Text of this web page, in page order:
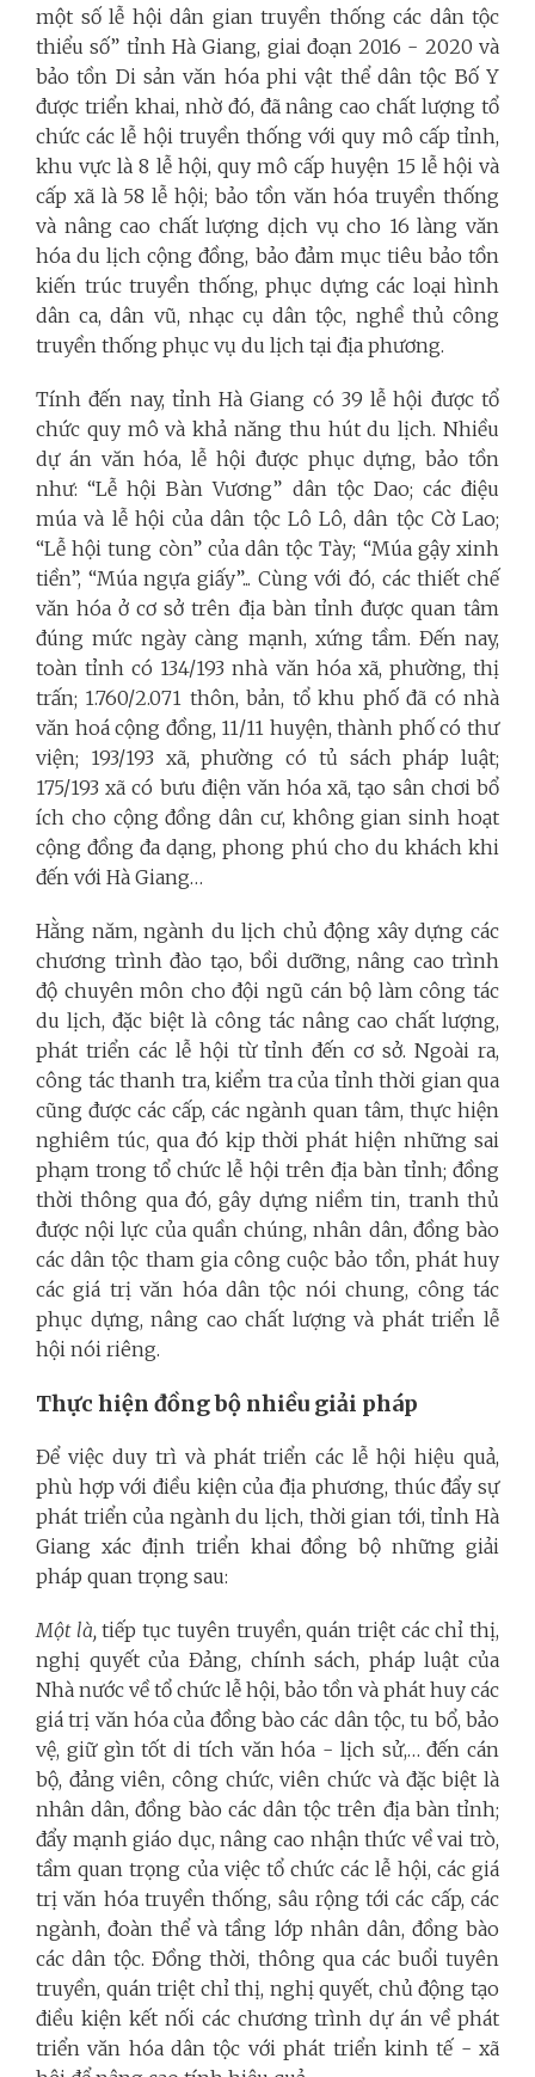
một số lễ hội dân gian truyền thống các dân tộc
thiểu số” tỉnh Hà Giang, giai đoạn 2016 - 2020 và
bảo tồn Di sản văn hóa phi vật thể dân tộc Bố Y
được triển khai, nhờ đó, đã nâng cao chất lượng tổ
chức các lễ hội truyền thống với quy mô cấp tỉnh,
khu vực là 8 lễ hội, quy mô cấp huyện 15 lễ hội và
cấp xã là 58 lễ hội; bảo tồn văn hóa truyền thống
và nâng cao chất lượng dịch vụ cho 16 làng văn
hóa du lịch cộng đồng, bảo đảm mục tiêu bảo tồn
kiến trúc truyền thống, phục dựng các loại hình
dân ca, dân vũ, nhạc cụ dân tộc, nghề thủ công
truyền thống phục vụ du lịch tại địa phương.
Tính đến nay, tỉnh Hà Giang có 39 lễ hội được tổ
chức quy mô và khả năng thu hút du lịch. Nhiều
dự án văn hóa, lễ hội được phục dựng, bảo tồn
như: “Lễ hội Bàn Vương” dân tộc Dao; các điệu
múa và lễ hội của dân tộc Lô Lô, dân tộc Cờ Lao;
“Lễ hội tung còn” của dân tộc Tày; “Múa gậy xinh
tiền”, “Múa ngựa giấy”... Cùng với đó, các thiết chế
văn hóa ở cơ sở trên địa bàn tỉnh được quan tâm
đúng mức ngày càng mạnh, xứng tầm. Đến nay,
toàn tỉnh có 134/193 nhà văn hóa xã, phường, thị
trấn; 1.760/2.071 thôn, bản, tổ khu phố đã có nhà
văn hoá cộng đồng, 11/11 huyện, thành phố có thư
viện; 193/193 xã, phường có tủ sách pháp luật;
175/193 xã có bưu điện văn hóa xã, tạo sân chơi bổ
ích cho cộng đồng dân cư, không gian sinh hoạt
cộng đồng đa dạng, phong phú cho du khách khi
đến với Hà Giang…
Hằng năm, ngành du lịch chủ động xây dựng các
chương trình đào tạo, bồi dưỡng, nâng cao trình
độ chuyên môn cho đội ngũ cán bộ làm công tác
du lịch, đặc biệt là công tác nâng cao chất lượng,
phát triển các lễ hội từ tỉnh đến cơ sở. Ngoài ra,
công tác thanh tra, kiểm tra của tỉnh thời gian qua
cũng được các cấp, các ngành quan tâm, thực hiện
nghiêm túc, qua đó kịp thời phát hiện những sai
phạm trong tổ chức lễ hội trên địa bàn tỉnh; đồng
thời thông qua đó, gây dựng niềm tin, tranh thủ
được nội lực của quần chúng, nhân dân, đồng bào
các dân tộc tham gia công cuộc bảo tồn, phát huy
các giá trị văn hóa dân tộc nói chung, công tác
phục dựng, nâng cao chất lượng và phát triển lễ
hội nói riêng.
Thực hiện đồng bộ nhiều giải pháp
Để việc duy trì và phát triển các lễ hội hiệu quả,
phù hợp với điều kiện của địa phương, thúc đẩy sự
phát triển của ngành du lịch, thời gian tới, tỉnh Hà
Giang xác định triển khai đồng bộ những giải
pháp quan trọng sau:
Một là, tiếp tục tuyên truyền, quán triệt các chỉ thị,
nghị quyết của Đảng, chính sách, pháp luật của
Nhà nước về tổ chức lễ hội, bảo tồn và phát huy các
giá trị văn hóa của đồng bào các dân tộc, tu bổ, bảo
vệ, giữ gìn tốt di tích văn hóa - lịch sử,… đến cán
bộ, đảng viên, công chức, viên chức và đặc biệt là
nhân dân, đồng bào các dân tộc trên địa bàn tỉnh;
đẩy mạnh giáo dục, nâng cao nhận thức về vai trò,
tầm quan trọng của việc tổ chức các lễ hội, các giá
trị văn hóa truyền thống, sâu rộng tới các cấp, các
ngành, đoàn thể và tầng lớp nhân dân, đồng bào
các dân tộc. Đồng thời, thông qua các buổi tuyên
truyền, quán triệt chỉ thị, nghị quyết, chủ động tạo
điều kiện kết nối các chương trình dự án về phát
triển văn hóa dân tộc với phát triển kinh tế - xã